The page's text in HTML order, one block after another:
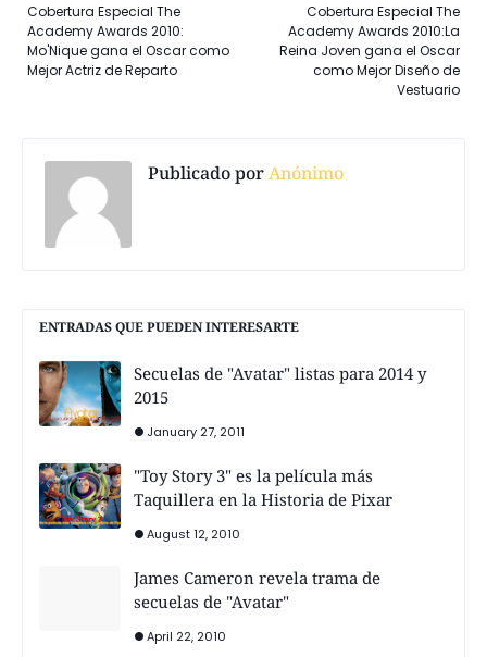
Cobertura Especial The
Academy Awards 2010:La
Reina Joven gana el Oscar
como Mejor Diseño de
Vestuario
Cobertura Especial The
Academy Awards 2010:
Mo'Nique gana el Oscar como
Mejor Actriz de Reparto
Publicado porAnónimo
ENTRADAS QUE PUEDEN INTERESARTE
Secuelas de "Avatar" listas para 2014 y
2015
January 27, 2011
"Toy Story 3" es la película más
Taquillera en la Historia de Pixar
August 12, 2010
James Cameron revela trama de
secuelas de "Avatar"
April 22, 2010